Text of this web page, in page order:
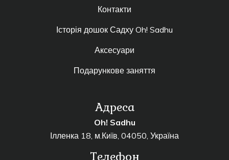
Контакти
Історія дошок Садху Oh! Sadhu
Аксесуари
Подарункове заняття
Адреса
Oh! Sadhu
Ілленка 18, м.Київ, 04050, Україна
Телефон